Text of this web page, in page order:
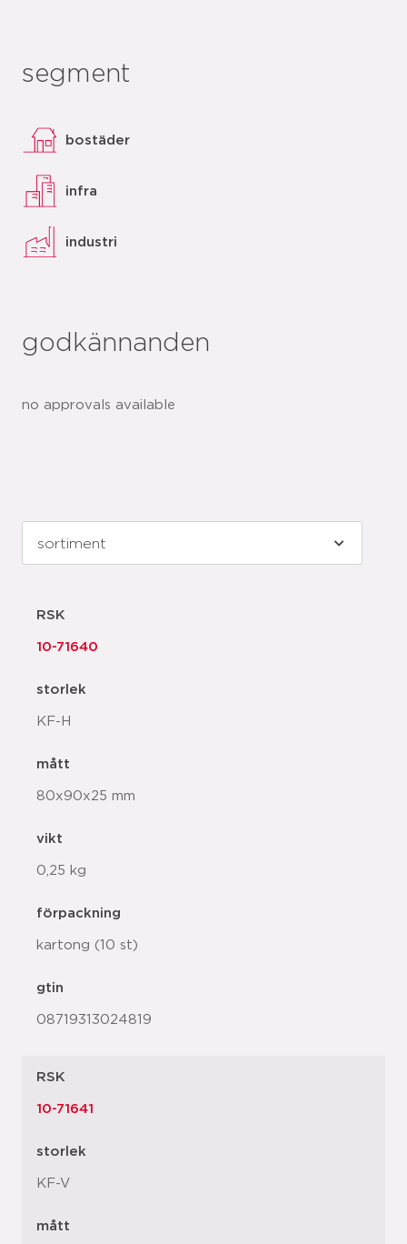
segment
bostäder
infra
industri
godkännanden
no approvals available
RSK
10-71640
storlek
KF-H
mått
80x90x25 mm
vikt
0,25 kg
förpackning
kartong (10 st)
gtin
08719313024819
RSK
10-71641
storlek
KF-V
mått